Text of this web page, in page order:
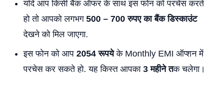
यदि आप किसी बैंक ऑफर के साथ इस फोन को परचेस करते
हो तो आपको लगभग500 – 700 रुपए का बैंक डिस्काउंट
देखने को मिल जाएगा.
इस फोन को आप 2054 रूपयेके Monthly EMI ऑप्शन में
परचेस कर सकते हो. यह किस्त आपका3 महीने तक चलेगा।